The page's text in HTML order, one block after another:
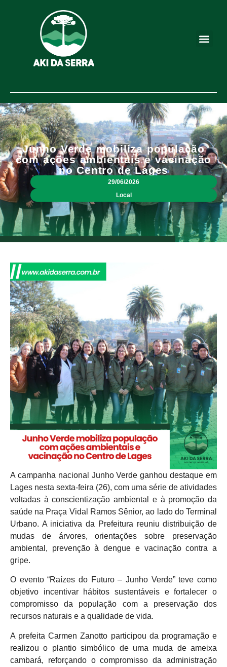
Junho Verde mobiliza população
com ações ambientais e vacinação
no Centro de Lages
29/06/2026
Local
A campanha nacional Junho Verde ganhou destaque em
Lages nesta sexta-feira (26), com uma série de atividades
voltadas à conscientização ambiental e à promoção da
saúde na Praça Vidal Ramos Sênior, ao lado do Terminal
Urbano. A iniciativa da Prefeitura reuniu distribuição de
mudas de árvores, orientações sobre preservação
ambiental, prevenção à dengue e vacinação contra a
gripe.
O evento “Raízes do Futuro – Junho Verde” teve como
objetivo incentivar hábitos sustentáveis e fortalecer o
compromisso da população com a preservação dos
recursos naturais e a qualidade de vida.
A prefeita Carmen Zanotto participou da programação e
realizou o plantio simbólico de uma muda de ameixa
cambará, reforçando o compromisso da administração